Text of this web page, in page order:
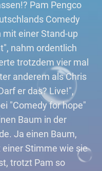
Pam Pengco
Comedy
mit einer Stand-up
nahm ordentlich
trotzdem vier mal
anderem als Chris
er das? Live!",
"Comedy for hope"
Baum in der
Ja einen Baum,
Stimme wie sie
trotzt Pam so